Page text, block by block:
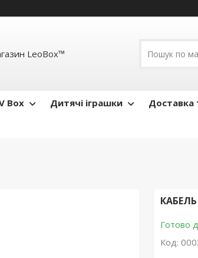
LeoBox™
Box Дитячі іграшки Доставка
Готово
Код: